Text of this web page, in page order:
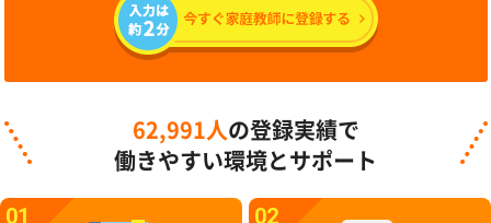
62,991人 の登録実績で
働きやすい環境とサポート
01 02